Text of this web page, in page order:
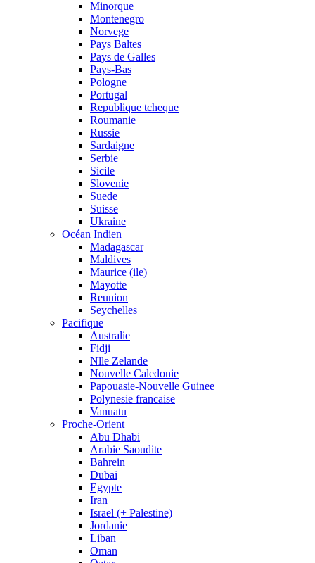
Minorque
Montenegro
Norvege
Pays Baltes
Pays de Galles
Pays-Bas
Pologne
Portugal
Republique tcheque
Roumanie
Russie
Sardaigne
Serbie
Sicile
Slovenie
Suede
Suisse
Ukraine
Océan Indien
Madagascar
Maldives
Maurice (ile)
Mayotte
Reunion
Seychelles
Pacifique
Australie
Fidji
Nlle Zelande
Nouvelle Caledonie
Papouasie-Nouvelle Guinee
Polynesie francaise
Vanuatu
Proche-Orient
Abu Dhabi
Arabie Saoudite
Bahrein
Dubai
Egypte
Iran
Israel (+ Palestine)
Jordanie
Liban
Oman